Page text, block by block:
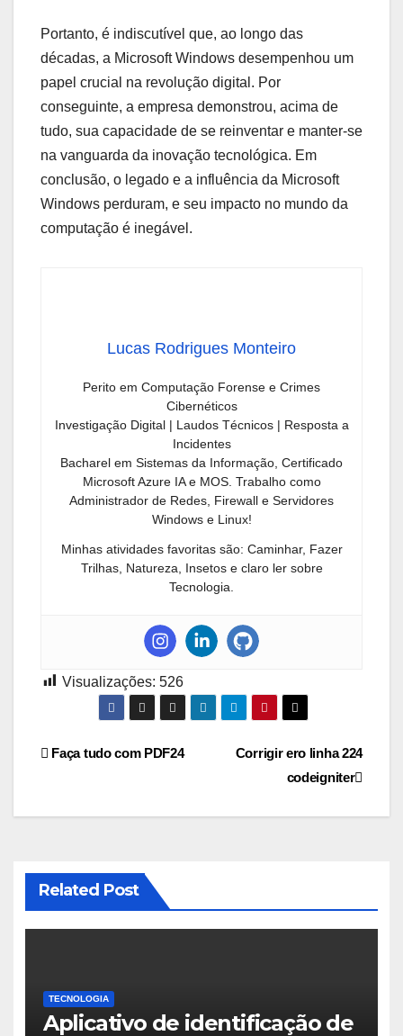
Portanto, é indiscutível que, ao longo das
décadas, a Microsoft Windows desempenhou um
papel crucial na revolução digital. Por
conseguinte, a empresa demonstrou, acima de
tudo, sua capacidade de se reinventar e manter-se
na vanguarda da inovação tecnológica. Em
conclusão, o legado e a influência da Microsoft
Windows perduram, e seu impacto no mundo da
computação é inegável.
Lucas Rodrigues Monteiro
Perito em Computação Forense e Crimes
Cibernéticos
Investigação Digital | Laudos Técnicos | Resposta a
Incidentes
Bacharel em Sistemas da Informação, Certificado
Microsoft Azure IA e MOS. Trabalho como
Administrador de Redes, Firewall e Servidores
Windows e Linux!
Minhas atividades favoritas são: Caminhar, Fazer
Trilhas, Natureza, Insetos e claro ler sobre
Tecnologia.
Visualizações: 526
Navegação
Corrigir ero linha 224
codeigniter
Faça tudo com PDF24
Related Post
TECNOLOGIA
Aplicativo de identificação de